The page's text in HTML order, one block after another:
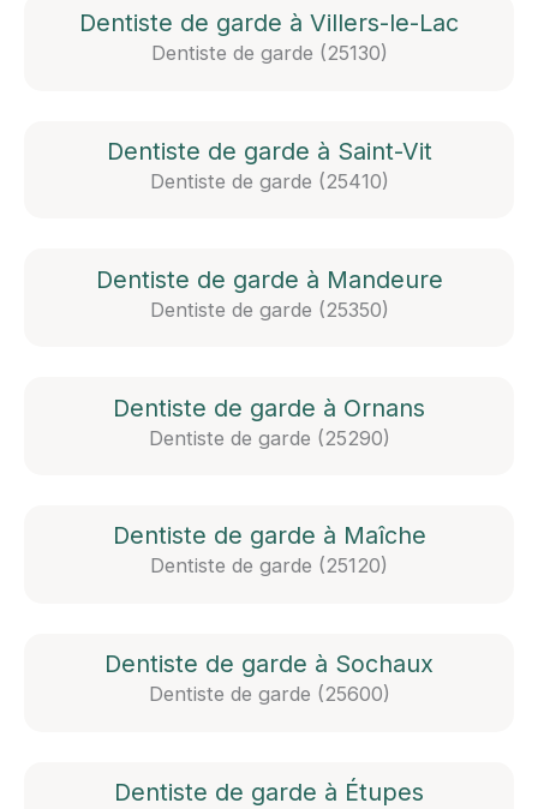
Dentiste de garde à Villers-le-Lac
Dentiste de garde (25130)
Dentiste de garde à Saint-Vit
Dentiste de garde (25410)
Dentiste de garde à Mandeure
Dentiste de garde (25350)
Dentiste de garde à Ornans
Dentiste de garde (25290)
Dentiste de garde à Maîche
Dentiste de garde (25120)
Dentiste de garde à Sochaux
Dentiste de garde (25600)
Dentiste de garde à Étupes